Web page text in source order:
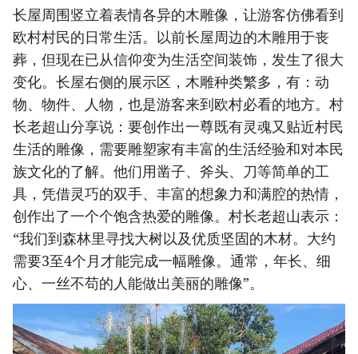
长屋周围竖立着表情各异的木雕像，让游客仿佛看到
欧村村民的日常生活。以前长屋周边的木雕用于丧
葬，但现在已从信仰变为生活空间装饰，发生了很大
变化。长屋右侧的展示区，木雕种类繁多，有：动
物、物件、人物，也是游客来到欧村必看的地方。村
长老超山分享说：要创作出一尊既有灵魂又贴近村民
生活的雕像，需要雕塑家有丰富的生活经验和对本民
族文化的了解。他们用凿子、斧头、刀等简单的工
具，凭借灵巧的双手、丰富的想象力和满腔的热情，
创作出了一个个饱含热爱的雕像。村长老超山表示：
“我们到森林里寻找大树以及优质坚固的木材。大约
需要3至4个月才能完成一幅雕像。通常，年长、细
心、一丝不苟的人能做出美丽的雕像”。